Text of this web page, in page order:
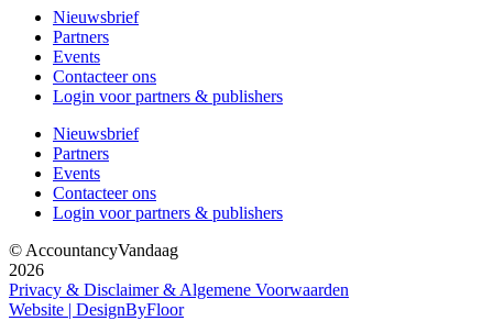
Nieuwsbrief
Partners
Events
Contacteer ons
Login voor partners & publishers
Nieuwsbrief
Partners
Events
Contacteer ons
Login voor partners & publishers
© AccountancyVandaag
2026
Privacy & Disclaimer & Algemene Voorwaarden
Website | DesignByFloor